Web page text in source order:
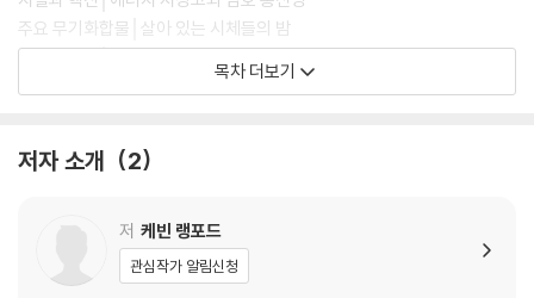
주요 무기화합물│살아 있는 시체들의 밤
세포의 구성│세포의 은밀한 사생활
상피조직│내 몸을 감싼 껍데기
신경조직│신경 쓰지마? 그거 어떻게 하는 건데?
3장 피부: 우리가 평생 입는 옷
목차 더보기
저자 소개 2
저 케빈 랭포드
관심작가 알림신청